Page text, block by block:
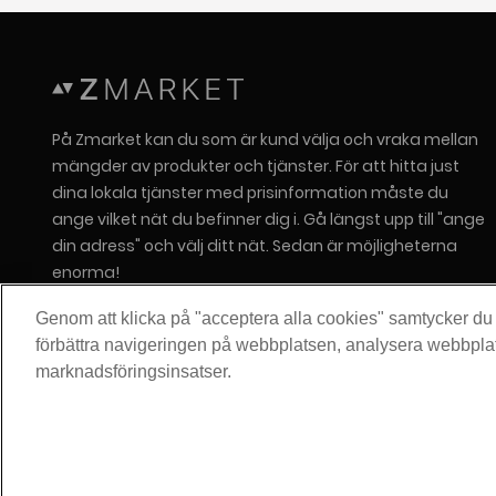
På Zmarket kan du som är kund välja och vraka mellan
mängder av produkter och tjänster. För att hitta just
dina lokala tjänster med prisinformation måste du
ange vilket nät du befinner dig i. Gå längst upp till "ange
din adress" och välj ditt nät. Sedan är möjligheterna
enorma!
Om Zitius
Press
Genom att klicka på "acceptera alla cookies" samtycker
förbättra navigeringen på webbplatsen, analysera
marknadsföringsinsatser.